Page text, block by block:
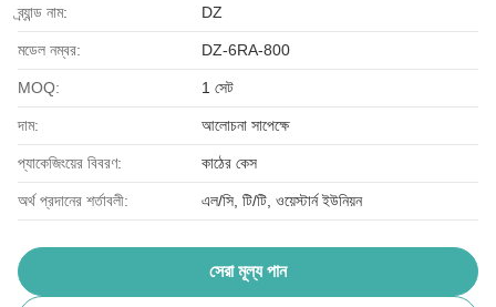
ব্র্যান্ড নাম: DZ
মডেল নম্বর: DZ-6RA-800
MOQ: 1 সেট
দাম: আলোচনা সাপেক্ষে
প্যাকেজিংয়ের বিবরণ: কাঠের কেস
অর্থ প্রদানের শর্তাবলী: এল/সি, টি/টি, ওয়েস্টার্ন ইউনিয়ন
সেরা মূল্য পান